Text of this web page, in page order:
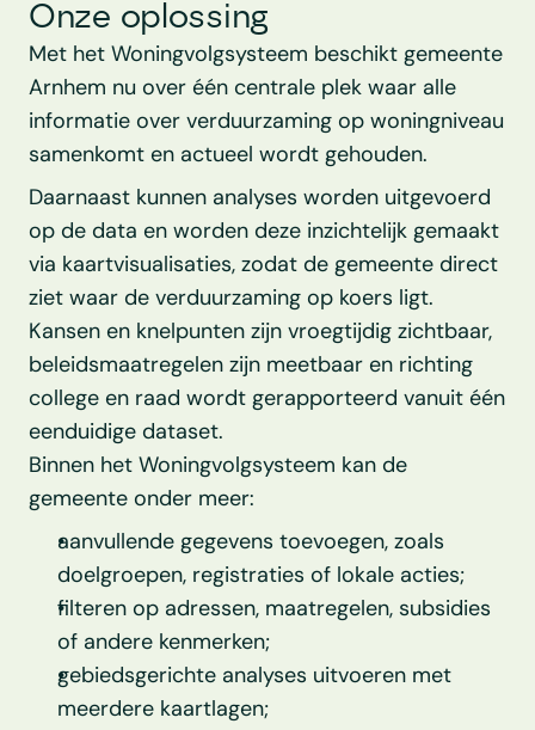
Onze oplossing
Met het Woningvolgsysteem beschikt gemeente
Arnhem nu over één centrale plek waar alle
informatie over verduurzaming op woningniveau
samenkomt en actueel wordt gehouden.
Daarnaast kunnen analyses worden uitgevoerd
op de data en worden deze inzichtelijk gemaakt
via kaartvisualisaties, zodat de gemeente direct
ziet waar de verduurzaming op koers ligt.
Kansen en knelpunten zijn vroegtijdig zichtbaar,
beleidsmaatregelen zijn meetbaar en richting
college en raad wordt gerapporteerd vanuit één
eenduidige dataset.
Binnen het Woningvolgsysteem kan de
gemeente onder meer:
aanvullende gegevens toevoegen, zoals
doelgroepen, registraties of lokale acties;
filteren op adressen, maatregelen, subsidies
of andere kenmerken;
gebiedsgerichte analyses uitvoeren met
meerdere kaartlagen;